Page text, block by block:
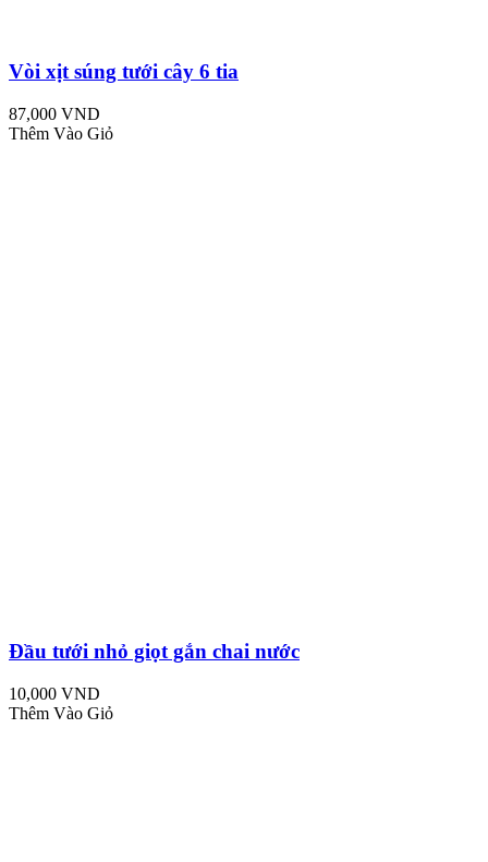
Vòi xịt súng tưới cây 6 tia
87,000 VND
Thêm Vào Giỏ
Đầu tưới nhỏ giọt gắn chai nước
10,000 VND
Thêm Vào Giỏ